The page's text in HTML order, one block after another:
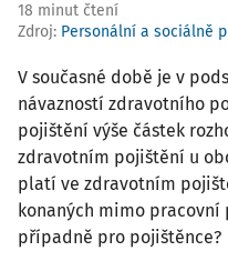
18 minut čtení
Zdroj: Personální a sociálně
V současné době je v
návazností zdravotního
pojištění výše částek
zdravotním pojištění u
platí ve zdravotním
konaných mimo
případně pro pojištěnce?